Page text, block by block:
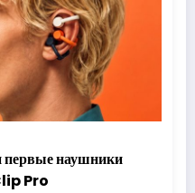
наушники
Pro